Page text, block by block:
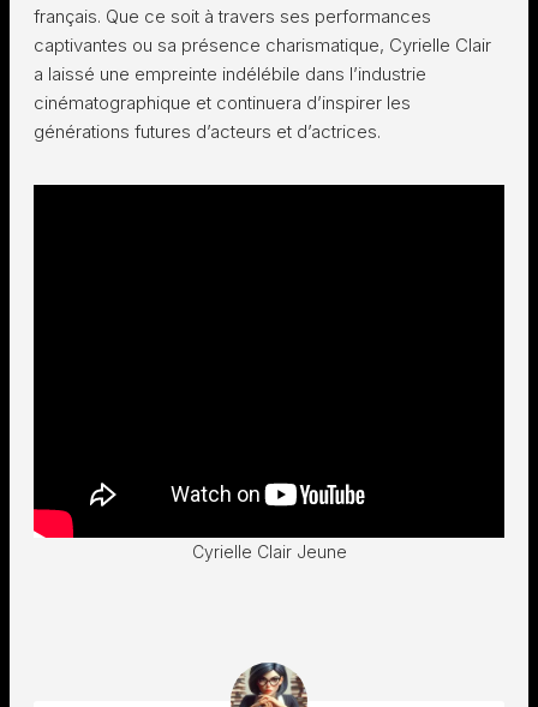
français. Que ce soit à travers ses performances
captivantes ou sa présence charismatique, Cyrielle Clair
a laissé une empreinte indélébile dans l’industrie
cinématographique et continuera d’inspirer les
générations futures d’acteurs et d’actrices.
Cyrielle Clair Jeune